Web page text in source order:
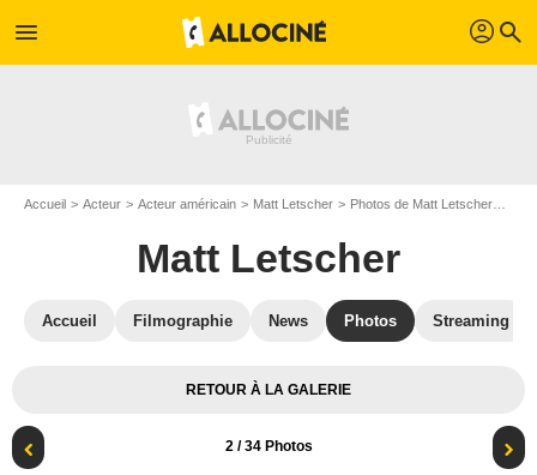
menu profil search
Accueil Acteur Acteur américain Matt Letscher Photos de Matt Letscher
Matt Letscher
Accueil Filmographie News Photos Streaming
RETOUR À LA GALERIE
2/ 34 Photos